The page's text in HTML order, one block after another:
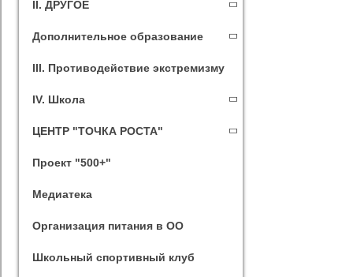
II. ДРУГОЕ
Дополнительное образование
III. Противодействие экстремизму
IV. Школа
ЦЕНТР "ТОЧКА РОСТА"
Проект "500+"
Медиатека
Организация питания в ОО
Школьный спортивный клуб